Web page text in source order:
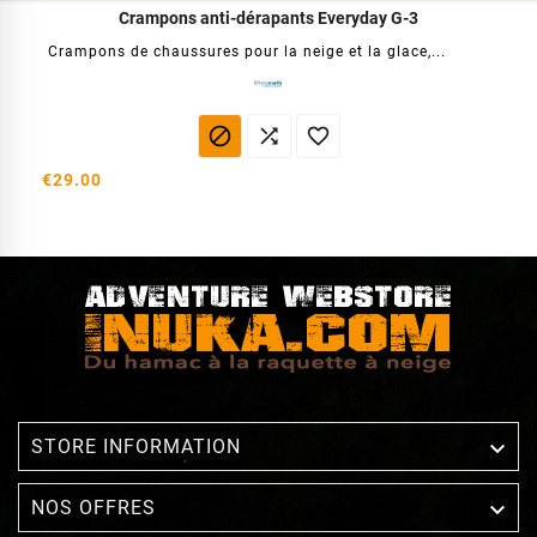
Crampons anti-dérapants Everyday G-3
Crampons de chaussures pour la neige et la glace,...
  
€29.00
STORE INFORMATION 
NOS OFFRES 